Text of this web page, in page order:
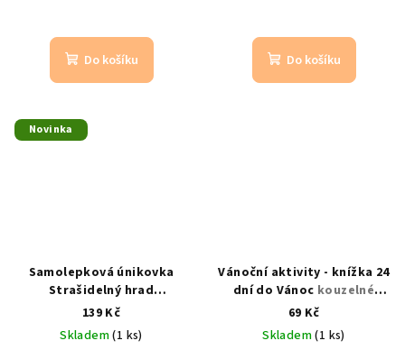
Do košíku Do košíku
Novinka
Samolepková únikovka
Strašidelný hrad
strašidelné samolepkové
dobrodružství pro děti
139 Kč
Skladem(1 ks)
Vánoční aktivity - knížka 24
dní do Vánoc kouzelné
adventní aktivity pro děti
69 Kč
Skladem(1 ks)